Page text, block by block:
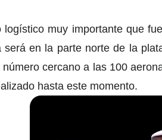
muy importante que
en la parte norte de la
cercano a las 100
hasta este momento.